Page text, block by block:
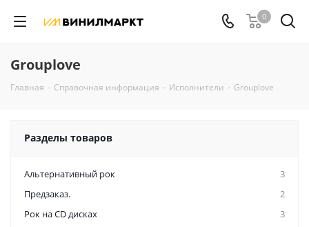
0
Grouplove
Главная - Справочная информация - Исполнители - Grouplove
Разделы товаров
Альтернативный рок
3
Предзаказ.
2
Рок на CD дисках
3